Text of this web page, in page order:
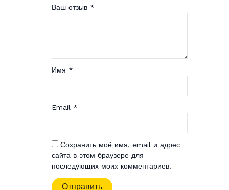
Ваш отзыв *
Имя *
Email *
Сохранить моё имя, email и адрес
сайта в этом браузере для
последующих моих комментариев.